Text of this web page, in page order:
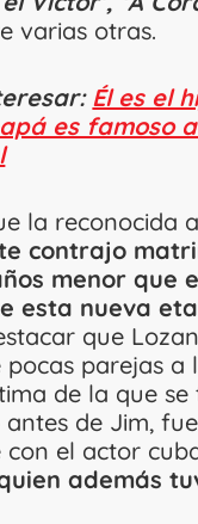
varias otras.
Él es el
es famoso
la reconocida
contrajo
menor que
esta nueva
que
parejas a
de la que se
de Jim, fue
con el actor
además